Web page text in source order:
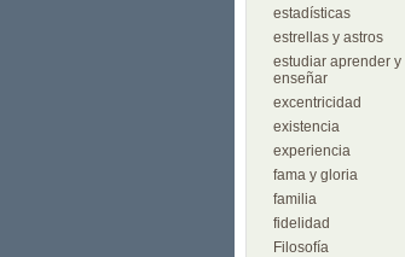
estadísticas
estrellas y astros
estudiar aprender y
enseñar
excentricidad
existencia
experiencia
fama y gloria
familia
fidelidad
Filosofía